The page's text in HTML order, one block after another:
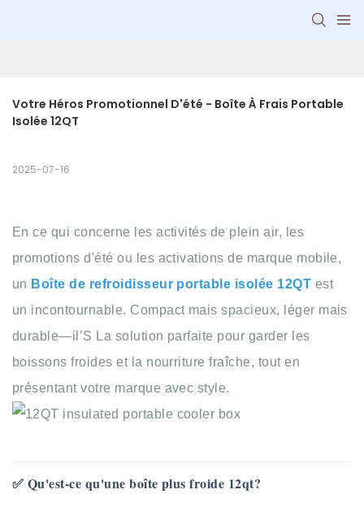
Votre Héros Promotionnel D'été - Boîte À Frais Portable
Isolée 12QT
2025-07-16
En ce qui concerne les activités de plein air, les
promotions d'été ou les activations de marque mobile,
un Boîte de refroidisseur portable isolée 12QT est
un incontournable. Compact mais spacieux, léger mais
durable—il’S La solution parfaite pour garder les
boissons froides et la nourriture fraîche, tout en
présentant votre marque avec style.
✅ Qu'est-ce qu'une boîte plus froide 12qt?